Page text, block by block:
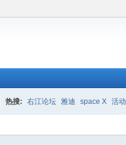
热搜: 右江论坛 雅迪 space X 活动